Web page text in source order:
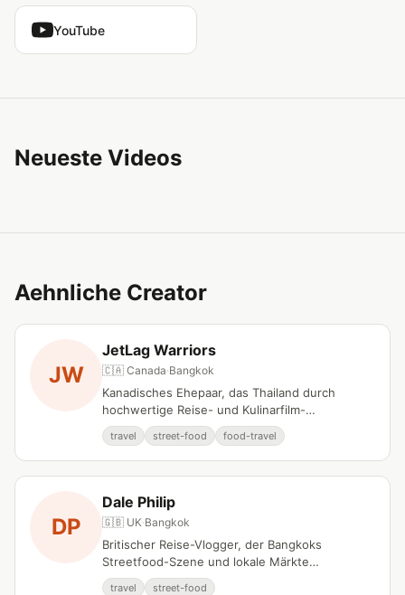
YouTube
Neueste Videos
Aehnliche Creator
JW
JetLag Warriors
🇨🇦 Canada·Bangkok
Kanadisches Ehepaar, das Thailand durch
hochwertige Reise- und Kulinarfilm-
Dokumentation präsentiert.
travel street-food food-travel
DP
Dale Philip
🇬🇧 UK·Bangkok
Britischer Reise-Vlogger, der Bangkoks
Streetfood-Szene und lokale Märkte
dokumentiert.
travel street-food